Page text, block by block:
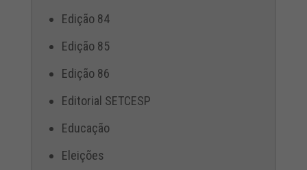
Edição 84
Edição 85
Edição 86
Editorial SETCESP
Educação
Eleições